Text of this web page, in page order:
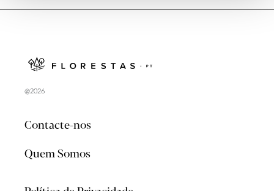
@2026
Contacte-nos
Quem Somos